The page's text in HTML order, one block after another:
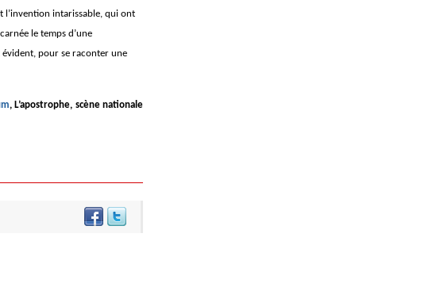
l’invention intarissable, qui ont
le temps d’une
pour se raconter une
, L’apostrophe, scène nationale